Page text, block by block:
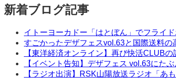
ド
バ
新着ブログ記事
イトーヨーカドー「はとぼん」でフライ
すごかったデザフェスvol.63と国際送料の
【東洋経済オンライン】再び快活CLUBの
【イベント告知】デザフェス vol.63にた
【ラジオ出演】RSK山陽放送ラジオ「あ